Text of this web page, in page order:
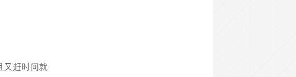
又赶时间就